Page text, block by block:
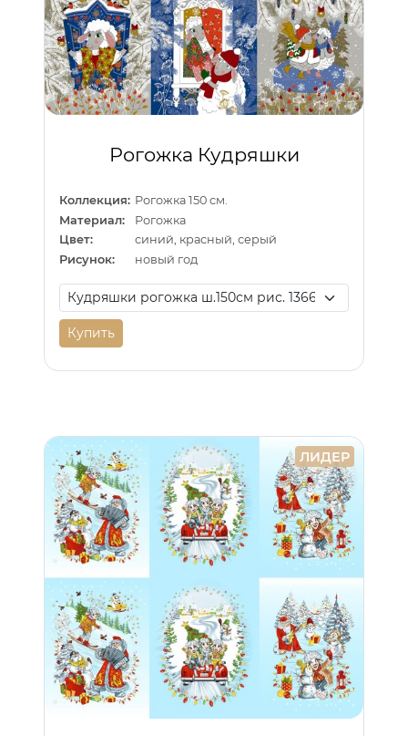
Рогожка Кудряшки
Коллекция: Рогожка 150 см.
Материал:
Рогожка
Цвет:
синий, красный, серый
Рисунок:
новый год
Купить
ЛИДЕР